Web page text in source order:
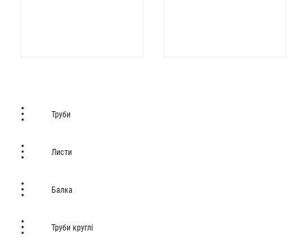
Труби
Листи
Балка
Труби круглі